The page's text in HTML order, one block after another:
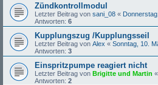
Zündkontrollmodul
Letzter Beitrag von sani_08 «
Antworten: 6
Kupplungszug /Kupplungsseil
Letzter Beitrag von Alex « Sonntag, 10.
Antworten: 3
Einspritzpumpe reagiert nicht
Letzter Beitrag von Brigitte und Martin «
Antworten: 2